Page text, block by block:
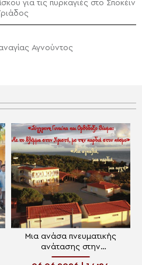
για τις πυρκαγιές στο Σποκέιν
Αγνούντος
Μια ανάσα πνευματικής
ανάτασης στην
κατασκήνωση της Ι. Μ.